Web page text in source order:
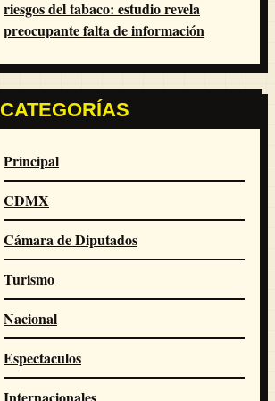
riesgos del tabaco: estudio revela
preocupante falta de información
CATEGORÍAS
Principal
CDMX
Cámara de Diputados
Turismo
Nacional
Espectaculos